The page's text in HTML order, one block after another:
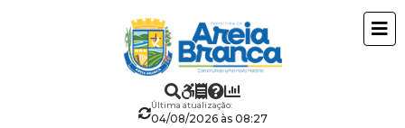
Prefeitura
Municipal
Última atualização:
04/08/2026 às 08:27